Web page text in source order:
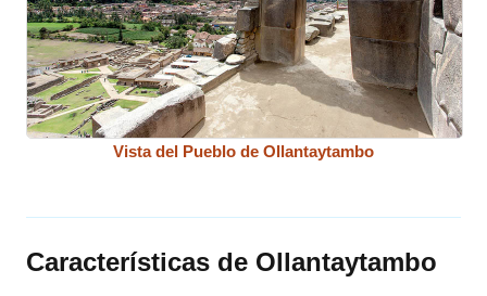
Vista del Pueblo de Ollantaytambo
Características de Ollantaytambo